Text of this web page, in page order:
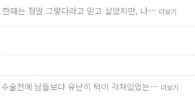
때는 정말 그렇다라고 믿고 살았지만, 나… 더보기
술전에 남들보다 유난히 턱이 각져있었는… 더보기